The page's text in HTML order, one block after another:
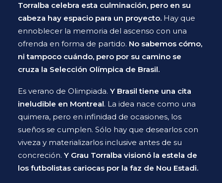
Torralba celebra esta culminación, pero en su
cabeza hay espacio para un proyecto. Hay que
ennoblecer la memoria del ascenso con una
ofrenda en forma de partido. No sabemos cómo,
ni tampoco cuándo, pero por su camino se
cruza la Selección Olímpica de Brasil.
Es verano de Olimpiada. Y Brasil tiene una cita
ineludible en Montreal. La idea nace como una
quimera, pero en infinidad de ocasiones, los
sueños se cumplen. Sólo hay que desearlos con
viveza y materializarlos inclusive antes de su
concreción. Y Grau Torralba visionó la estela de
los futbolistas cariocas por la faz de Nou Estadi.